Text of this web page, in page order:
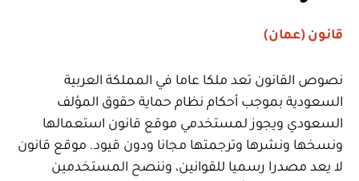
قانون (عمان)
نصوص القانون تعد ملكا عاما في المملكة العربية
السعودية بموجب أحكام نظام حماية حقوق المؤلف
السعودي ويجوز لمستخدمي موقع قانون استعمالها
ونسخها ونشرها وترجمتها مجانا ودون قيود. موقع قانون
لا يعد مصدرا رسميا للقوانين، وننصح المستخدمين